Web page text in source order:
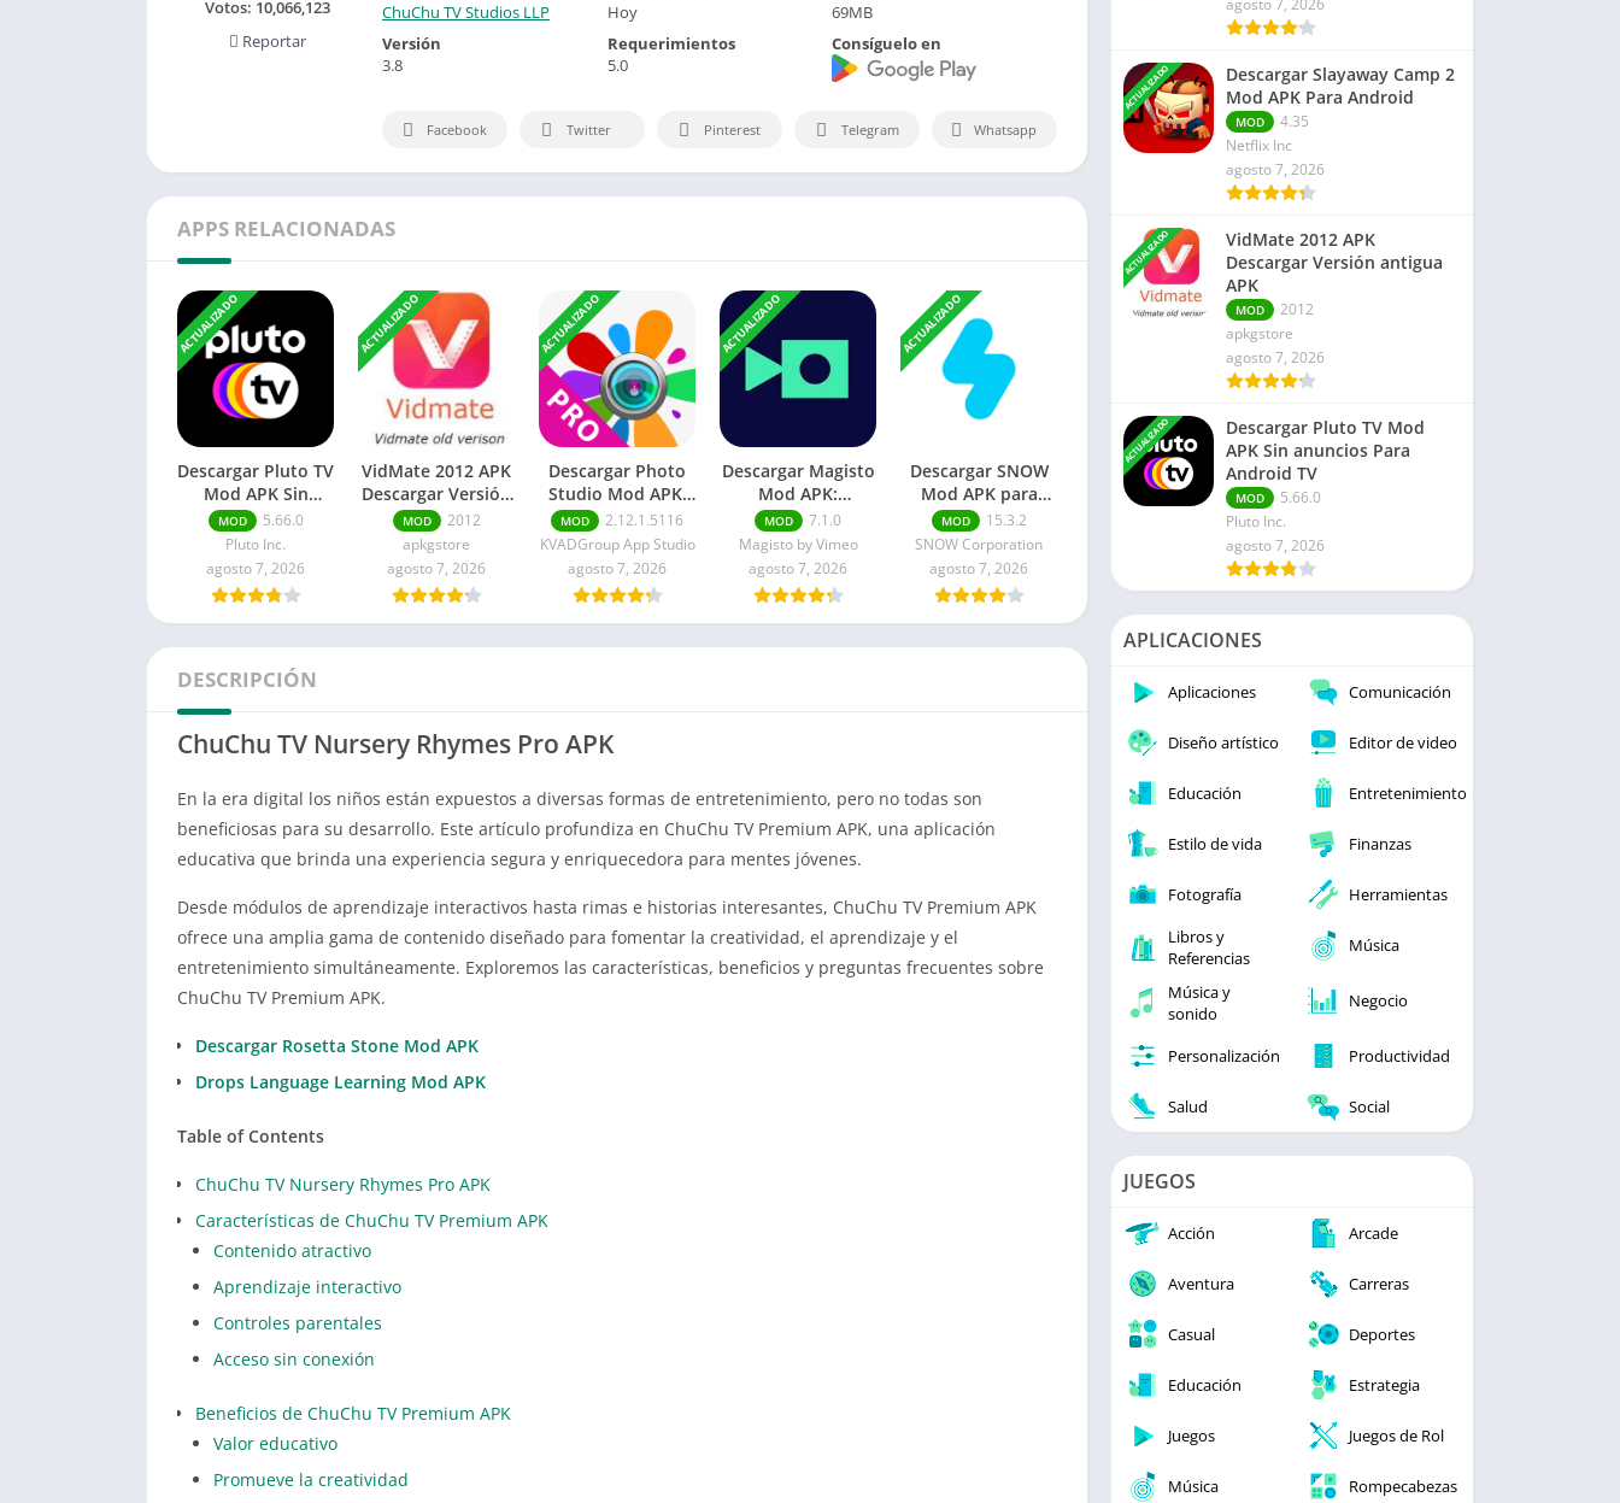
Finanzas
Libros y Referencias
Rompecabezas
Negocio
Votos: 10,066,123
Reportar
ChuChu TV Studios LLP
Hoy
69MB
Versión
3.8
Requerimientos
5.0
Consíguelo en
Facebook Twitter Pinterest Telegram Whatsapp
APPS RELACIONADAS
ACTUALIZADO
Descargar Pluto TV
Mod APK Sin
anuncios Para
Android TV
MOD
5.66.0
Pluto Inc.
agosto 7, 2026
ACTUALIZADO
VidMate 2012 APK
Descargar Versión
antigua APK
MOD
2012
apkgstore
agosto 7, 2026
ACTUALIZADO
Descargar Photo
Studio Mod APK:
Premium
dDesbloqueado
MOD
2.12.1.5116
KVADGroup App Studio
agosto 7, 2026
ACTUALIZADO
Descargar Magisto
Mod APK:
Premium
desbloqueado
MOD
7.1.0
Magisto by Vimeo
agosto 7, 2026
ACTUALIZADO
Descargar SNOW
Mod APK para
Android/iOS
MOD
15.3.2
SNOW Corporation
agosto 7, 2026
DESCRIPCIÓN
ChuChu TV Nursery Rhymes Pro APK
En la era digital los niños están expuestos a diversas formas de entretenimiento, pero no todas son
beneficiosas para su desarrollo. Este artículo profundiza en ChuChu TV Premium APK, una aplicación
educativa que brinda una experiencia segura y enriquecedora para mentes jóvenes.
Desde módulos de aprendizaje interactivos hasta rimas e historias interesantes, ChuChu TV Premium APK
ofrece una amplia gama de contenido diseñado para fomentar la creatividad, el aprendizaje y el
entretenimiento simultáneamente. Exploremos las características, beneficios y preguntas frecuentes sobre
ChuChu TV Premium APK.
Descargar Rosetta Stone Mod APK
Drops Language Learning Mod APK
Table of Contents
ChuChu TV Nursery Rhymes Pro APK
Características de ChuChu TV Premium APK
Contenido atractivo
Aprendizaje interactivo
Controles parentales
Acceso sin conexión
Beneficios de ChuChu TV Premium APK
Valor educativo
Promueve la creatividad
agosto 7, 2026
ACTUALIZADO
Descargar Slayaway Camp 2
Mod APK Para Android
MOD
4.35
Netflix Inc
agosto 7, 2026
ACTUALIZADO
VidMate 2012 APK
Descargar Versión antigua
APK
MOD
2012
apkgstore
agosto 7, 2026
ACTUALIZADO
Descargar Pluto TV Mod
APK Sin anuncios Para
Android TV
MOD
5.66.0
Pluto Inc.
agosto 7, 2026
APLICACIONES
Aplicaciones Comunicación
Diseño artístico Editor de video
Educación Entretenimiento
Estilo de vida Finanzas
Fotografía
Herramientas
Libros y
Referencias
Música
Música y
sonido
Negocio
Personalización Productividad
Salud Social
JUEGOS
Acción Arcade
Aventura Carreras
Casual Deportes
Educación Estrategia
Juegos Juegos de Rol
Música Rompecabezas